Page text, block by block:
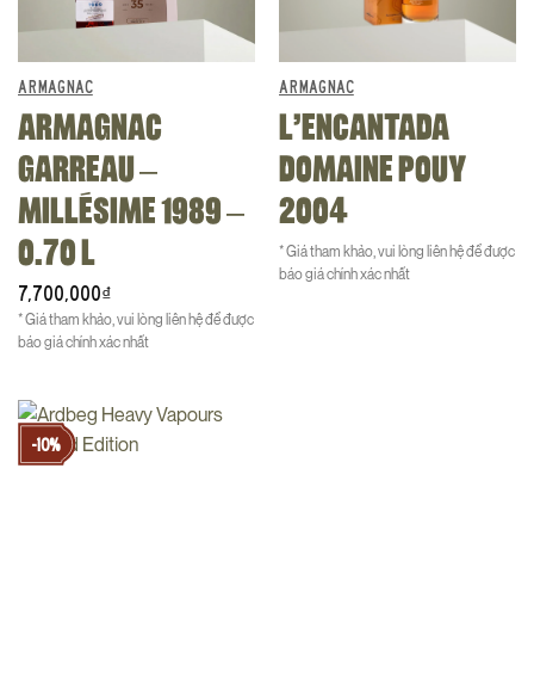
ARMAGNAC
ARMAGNAC
GARREAU –
MILLÉSIME 1989 –
0.70 L
7,700,000₫
* Giá tham khảo, vui lòng liên hệ để được
báo giá chính xác nhất
ARMAGNAC
L’ENCANTADA
DOMAINE POUY
2004
* Giá tham khảo, vui lòng liên hệ để được
báo giá chính xác nhất
-10%